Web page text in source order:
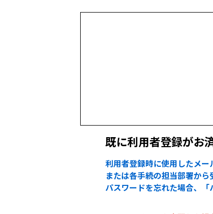
既に利用者登録がお
利用者登録時に使用したメー
または各手続の担当部署から
パスワードを忘れた場合、「